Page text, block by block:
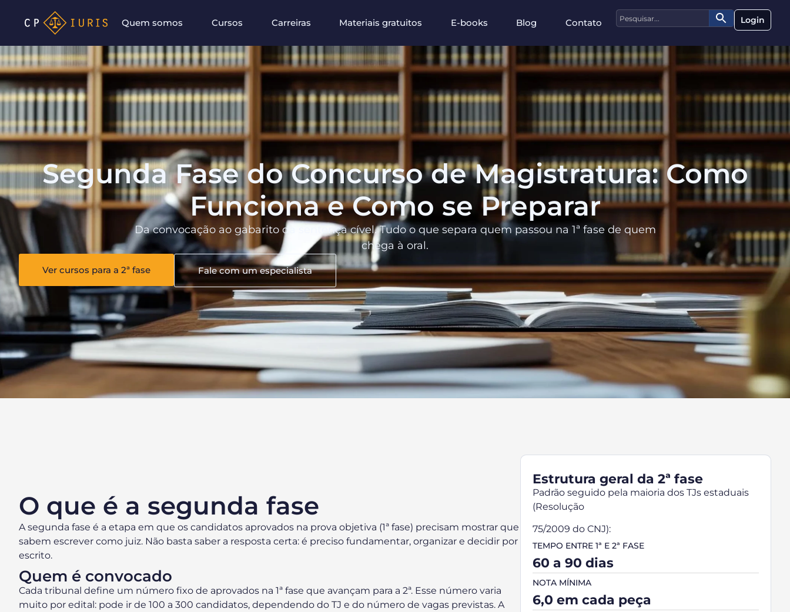
Quem somos Cursos Carreiras Materiais gratuitos E-books Blog Contato Login
Segunda Fase do Concurso de Magistratura: Como
Funciona e Como se Preparar
Da convocação ao gabarito da sentença cível. Tudo o que separa quem passou na 1ª fase de quem
chega à oral.
Ver cursos para a 2ª fase Fale com um especialista
O que é a segunda fase
A segunda fase é a etapa em que os candidatos aprovados na prova objetiva (1ª fase) precisam mostrar que
sabem escrever como juiz. Não basta saber a resposta certa: é preciso fundamentar, organizar e decidir por
escrito.
Quem é convocado
Cada tribunal define um número fixo de aprovados na 1ª fase que avançam para a 2ª. Esse número varia
muito por edital: pode ir de 100 a 300 candidatos, dependendo do TJ e do número de vagas previstas. A
Estrutura geral da 2ª fase
Padrão seguido pela maioria dos TJs estaduais
(Resolução
75/2009 do CNJ):
TEMPO ENTRE 1ª E 2ª FASE
60 a 90 dias
NOTA MÍNIMA
6,0 em cada peça